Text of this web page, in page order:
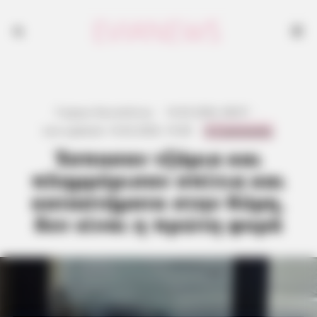
Έσπασαν τζάμια και
πλημμύρισαν σπίτια και
καταστήματα στην Κύμη,
δεν είναι η πρώτη φορά